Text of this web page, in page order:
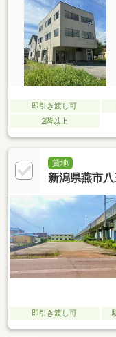
即引き渡し可
2階以上
貸地
新潟県燕市
即引き渡し可